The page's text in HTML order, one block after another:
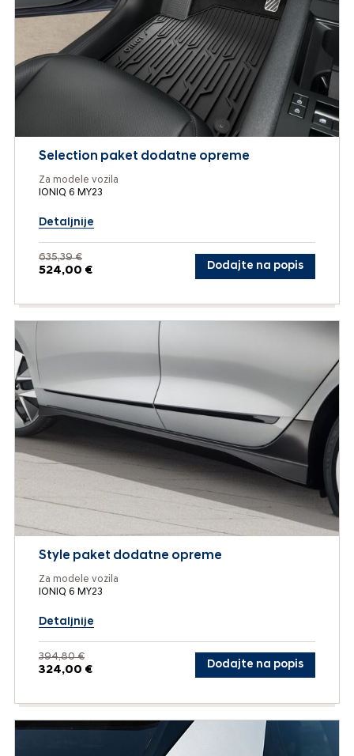
Selection paket dodatne opreme
Za modele vozila
IONIQ 6 MY23
Detaljnije
635,39 €
524,00 € Dodajte na popis
Style paket dodatne opreme
Za modele vozila
IONIQ 6 MY23
Detaljnije
394,80 €
324,00 € Dodajte na popis